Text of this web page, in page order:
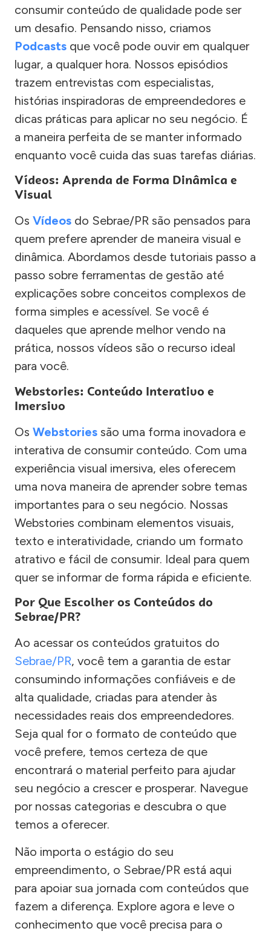
consumir conteúdo de qualidade pode ser
um desafio. Pensando nisso, criamos
Podcasts que você pode ouvir em qualquer
lugar, a qualquer hora. Nossos episódios
trazem entrevistas com especialistas,
histórias inspiradoras de empreendedores e
dicas práticas para aplicar no seu negócio. É
a maneira perfeita de se manter informado
enquanto você cuida das suas tarefas diárias.
Vídeos: Aprenda de Forma Dinâmica e
Visual
Os Vídeos do Sebrae/PR são pensados para
quem prefere aprender de maneira visual e
dinâmica. Abordamos desde tutoriais passo a
passo sobre ferramentas de gestão até
explicações sobre conceitos complexos de
forma simples e acessível. Se você é
daqueles que aprende melhor vendo na
prática, nossos vídeos são o recurso ideal
para você.
Webstories: Conteúdo Interativo e
Imersivo
Os Webstories são uma forma inovadora e
interativa de consumir conteúdo. Com uma
experiência visual imersiva, eles oferecem
uma nova maneira de aprender sobre temas
importantes para o seu negócio. Nossas
Webstories combinam elementos visuais,
texto e interatividade, criando um formato
atrativo e fácil de consumir. Ideal para quem
quer se informar de forma rápida e eficiente.
Por Que Escolher os Conteúdos do
Sebrae/PR?
Ao acessar os conteúdos gratuitos do
Sebrae/PR, você tem a garantia de estar
consumindo informações confiáveis e de
alta qualidade, criadas para atender às
necessidades reais dos empreendedores.
Seja qual for o formato de conteúdo que
você prefere, temos certeza de que
encontrará o material perfeito para ajudar
seu negócio a crescer e prosperar. Navegue
por nossas categorias e descubra o que
temos a oferecer.
Não importa o estágio do seu
empreendimento, o Sebrae/PR está aqui
para apoiar sua jornada com conteúdos que
fazem a diferença. Explore agora e leve o
conhecimento que você precisa para o